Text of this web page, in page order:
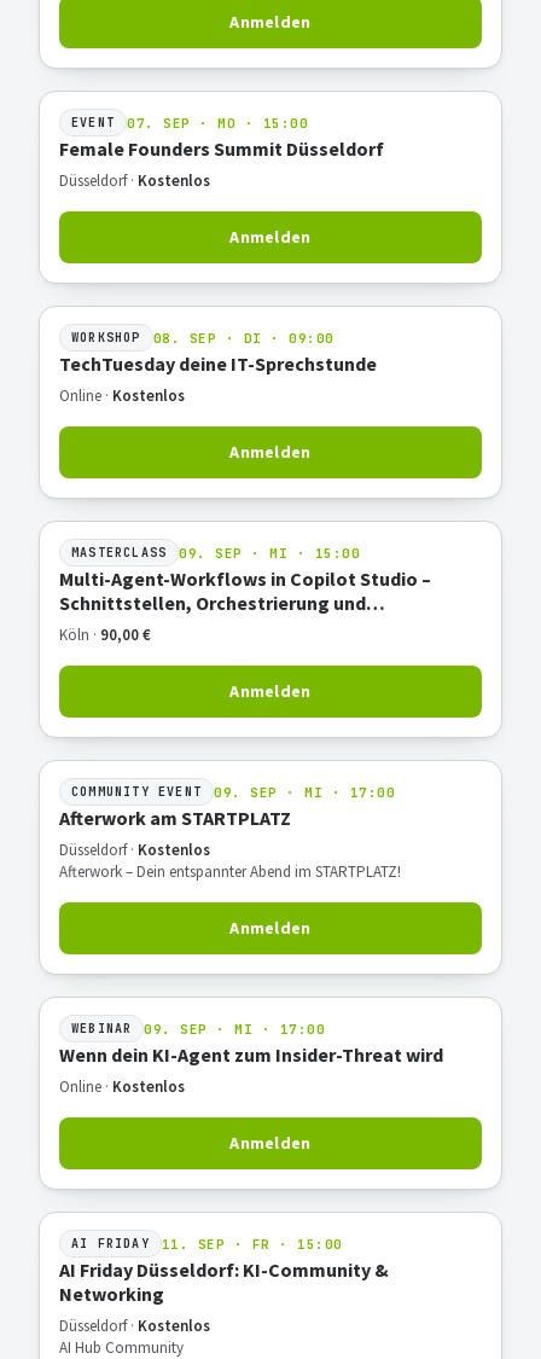
Anmelden
EVENT 07. SEP · MO · 15:00
Female Founders Summit Düsseldorf
Düsseldorf · Kostenlos
Anmelden
WORKSHOP 08. SEP · DI · 09:00
TechTuesday deine IT-Sprechstunde
Online · Kostenlos
Anmelden
MASTERCLASS 09. SEP · MI · 15:00
Multi-Agent-Workflows in Copilot Studio –
Schnittstellen, Orchestrierung und
Praxisbeispiel
Köln · 90,00 €
Anmelden
COMMUNITY EVENT 09. SEP · MI · 17:00
Afterwork am STARTPLATZ
Düsseldorf · Kostenlos
Afterwork – Dein entspannter Abend im STARTPLATZ!
Anmelden
WEBINAR 09. SEP · MI · 17:00
Wenn dein KI-Agent zum Insider-Threat wird
Online · Kostenlos
Anmelden
AI FRIDAY 11. SEP · FR · 15:00
AI Friday Düsseldorf: KI-Community &
Networking
Düsseldorf · Kostenlos
AI Hub Community